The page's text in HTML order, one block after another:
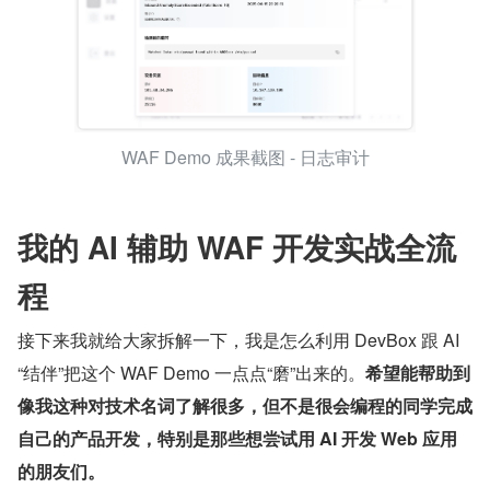
WAF Demo 成果截图 - 证书管理
我的 AI 辅助 WAF 开发实战全流
程